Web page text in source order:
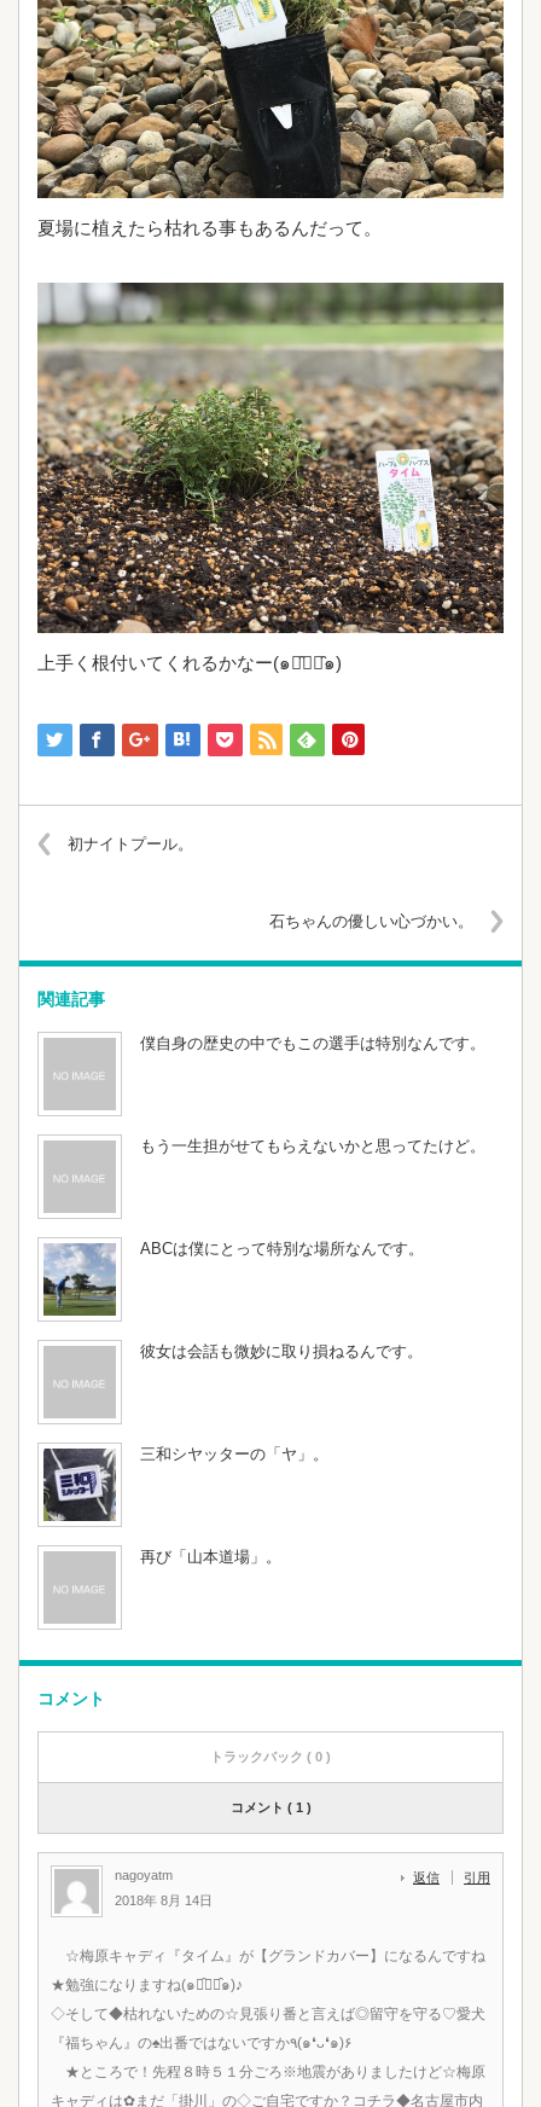
夏場に植えたら枯れる事もあるんだって。
上手く根付いてくれるかなー(๑･̑◡･̑๑)
初ナイトプール。
石ちゃんの優しい心づかい。
関連記事
僕自身の歴史の中でもこの選手は特別なんです。
もう一生担がせてもらえないかと思ってたけど。
ABCは僕にとって特別な場所なんです。
彼女は会話も微妙に取り損ねるんです。
三和シヤッターの「ヤ」。
再び「山本道場」。
コメント
トラックバック ( 0 )
コメント ( 1 )
nagoyatm
2018年 8月 14日
返信 引用
☆梅原キャディ『タイム』が【グランドカバー】になるんですね
★勉強になりますね(๑･̑◡･̑๑)♪
◇そして◆枯れないための☆見張り番と言えば◎留守を守る♡愛犬
『福ちゃん』の♠出番ではないですか٩(๑❛ᴗ❛๑)۶
★ところで！先程８時５１分ごろ※地震がありましたけど☆梅原
キャディは✿まだ「掛川」の◇ご自宅ですか？コチラ◆名古屋市内